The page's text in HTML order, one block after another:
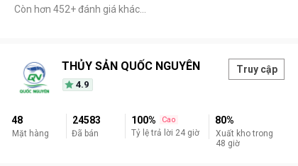
Còn hơn 452+ đánh giá khác…
THỦY SẢN QUỐC NGUYÊN
Mặt hàng
4.9
48 24583
Đã bán
100% Cao
Tỷ lệ trả lời 24 giờ
80%
Xuất kho trong
48 giờ
Truy cập